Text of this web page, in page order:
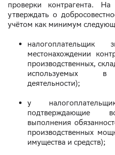
проверки контрагента.
утверждать о
учётом как минимум
местонахождении
производственных,
используемых в
деятельности);
у
подтверждающие
выполнения
производственных
имущества и средств);